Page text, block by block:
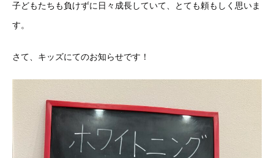
子どもたちも負けずに日々成長していて、とても頼もしく思いま
す。
さて、キッズにてのお知らせです！